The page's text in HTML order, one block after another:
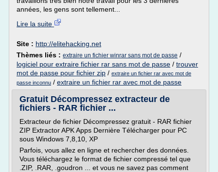
années, les gens sont tellement...
Lire la suite
Site : http://elitehacking.net
Thèmes liés : extraire un fichier winrar sans mot de passe /
logiciel pour extraire fichier rar sans mot de passe / trouver
mot de passe pour fichier zip / extraire un fichier rar avec mot de
passe inconnu / extraire un fichier rar avec mot de passe
Gratuit Décompressez extracteur de
fichiers - RAR fichier ...
Extracteur de fichier Décompressez gratuit - RAR fichier
ZIP Extractor APK Apps Dernière Télécharger pour PC
sous Windows 7,8,10, XP
Parfois, vous allez en ligne et rechercher des données.
Vous téléchargez le format de fichier compressé tel que
.ZIP, .RAR, .goudron ... et vous ne savez pas comment